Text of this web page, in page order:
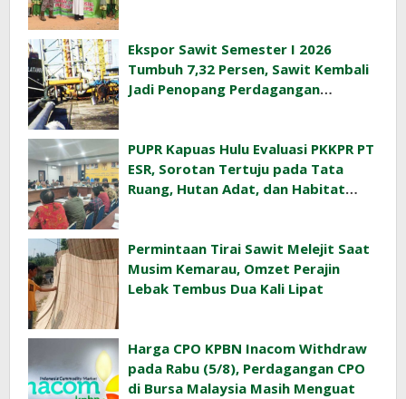
Ekspor Sawit Semester I 2026
Tumbuh 7,32 Persen, Sawit Kembali
Jadi Penopang Perdagangan
PUPR Kapuas Hulu Evaluasi PKKPR PT
ESR, Sorotan Tertuju pada Tata
Ruang, Hutan Adat, dan Habitat
Permintaan Tirai Sawit Melejit Saat
Musim Kemarau, Omzet Perajin
Lebak Tembus Dua Kali Lipat
Harga CPO KPBN Inacom Withdraw
pada Rabu (5/8), Perdagangan CPO
di Bursa Malaysia Masih Menguat